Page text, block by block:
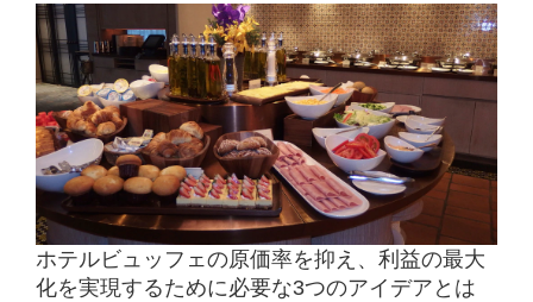
ホテルビュッフェの原価率を抑え、利益の最大
化を実現するために必要な3つのアイデアとは